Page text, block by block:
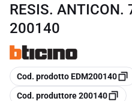
RESIS. ANTICON.
200140
copia
Cod. prodotto EDM200140
copia
Cod. produttore 200140